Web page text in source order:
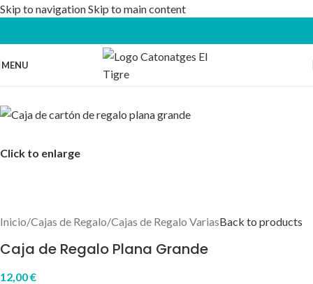
Skip to navigationSkip to main content
MENU
Click to enlarge
Inicio/Cajas de Regalo/Cajas de Regalo VariasBack to products
Caja de Regalo Plana Grande
12,00€